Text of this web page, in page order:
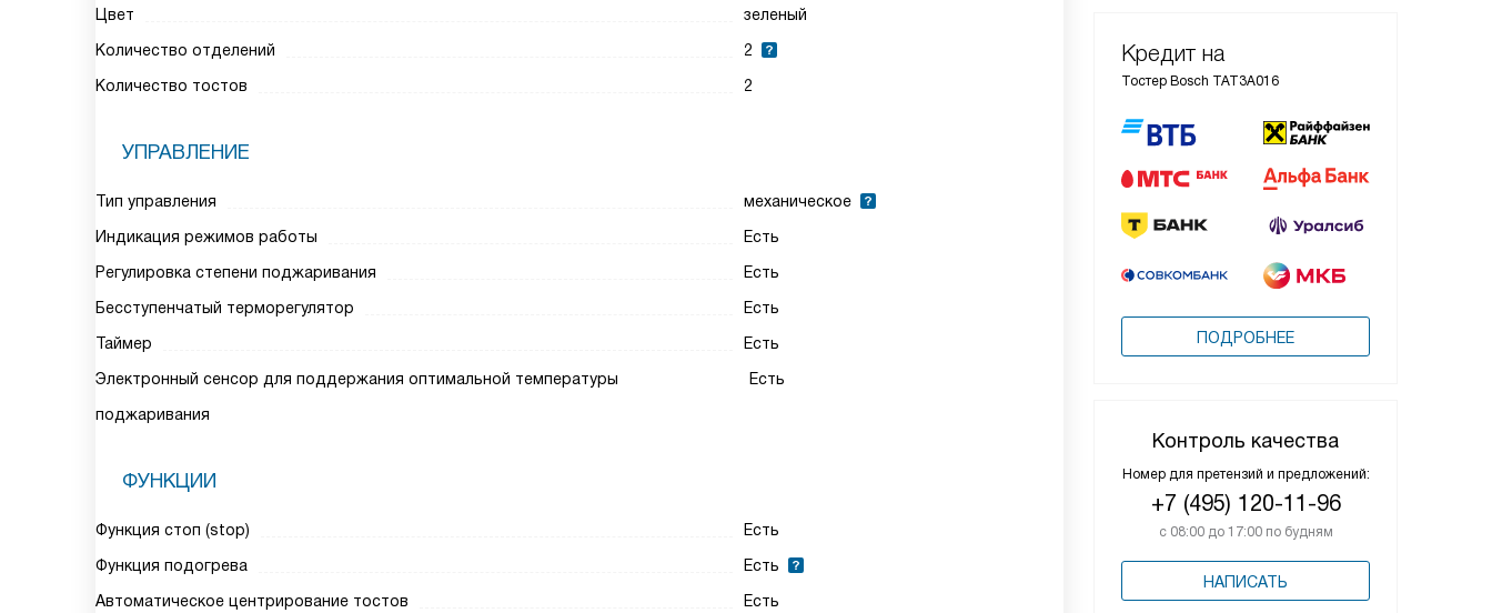
Кредит на
Тостер Bosch TAT3A016
ПОДРОБНЕЕ
Контроль качества
Номер для претензий и предложений:
+7 (495) 120-11-96
с 08:00 до 17:00 по будням
НАПИСАТЬ
Цвет
зеленый
Количество отделений
2
Количество тостов
2
УПРАВЛЕНИЕ
Тип управления
механическое
Индикация режимов работы
Есть
Регулировка степени поджаривания
Есть
Бесступенчатый терморегулятор
Есть
Таймер
Есть
Электронный сенсор для поддержания оптимальной температуры
поджаривания
Есть
ФУНКЦИИ
Функция стоп (stop)
Есть
Функция подогрева
Есть
Автоматическое центрирование тостов
Есть